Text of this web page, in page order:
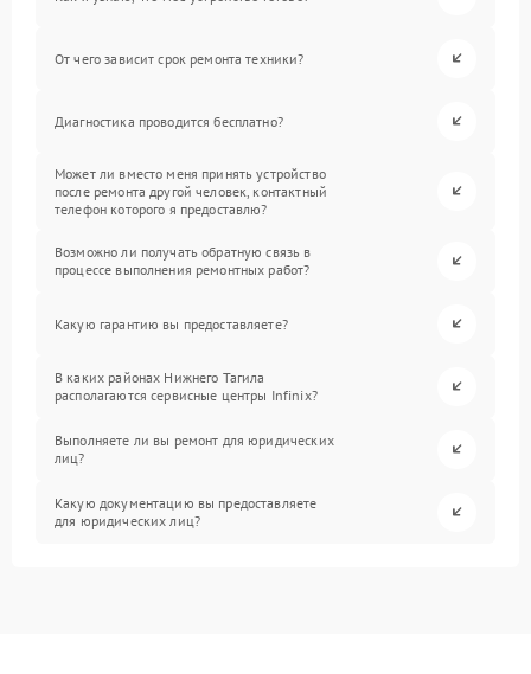
От чего зависит срок ремонта техники?
Диагностика проводится бесплатно?
Может ли вместо меня принять устройство
после ремонта другой человек, контактный
телефон которого я предоставлю?
Возможно ли получать обратную связь в
процессе выполнения ремонтных работ?
Какую гарантию вы предоставляете?
В каких районах Нижнего Тагила
располагаются сервисные центры Infinix?
Выполняете ли вы ремонт для юридических
лиц?
Какую документацию вы предоставляете
для юридических лиц?